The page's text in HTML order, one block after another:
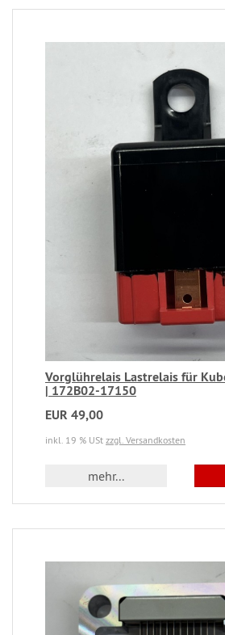
Vorglührelais Lastrelais für
| 172B02-17150
EUR 49,00
inkl. 19 % USt zzgl. Versandkosten
mehr...